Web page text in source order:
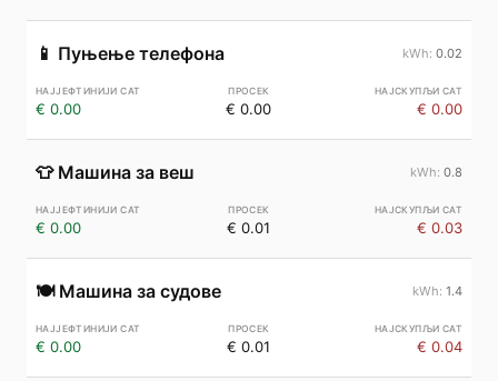
📱 Пуњење телефона 0.02
€ 0.00 € 0.00 € 0.00
👕 Машина за веш 0.8
€ 0.00 € 0.01 € 0.03
🍽️ Машина за судове 1.4
€ 0.00 € 0.01 € 0.04